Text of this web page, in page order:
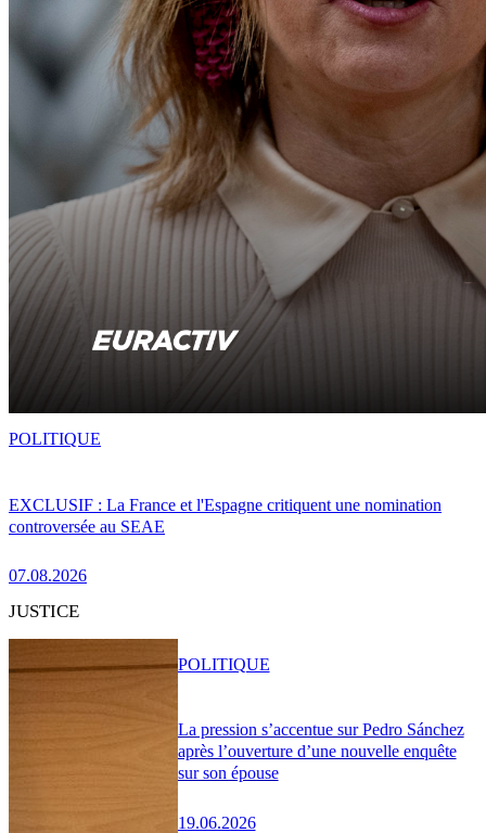
EXCLUSIF : La France et l'Espagne critiquent une nomination
controversée au SEAE
07.08.2026
POLITIQUE
JUSTICE
La pression s’accentue sur Pedro Sánchez
après l’ouverture d’une nouvelle enquête
sur son épouse
19.06.2026
POLITIQUE